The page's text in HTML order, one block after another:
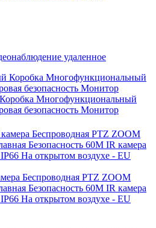
Многофункциональный
безопасность Монитор
Беспроводная PTZ ZOOM
Безопасность 60M IR камера
На открытом воздухе - EU